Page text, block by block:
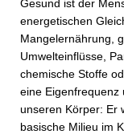
Gesund ist der
energetischen
Mangelernährung,
Umwelteinflüsse,
chemische Stoffe
eine Eigenfrequenz
unseren Körper: Er
basische Milieu im